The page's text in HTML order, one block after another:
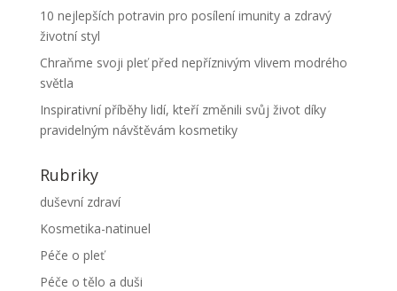
10 nejlepších potravin pro posílení imunity a zdravý
životní styl
Chraňme svoji pleť před nepříznivým vlivem modrého
světla
Inspirativní příběhy lidí, kteří změnili svůj život díky
pravidelným návštěvám kosmetiky
Rubriky
duševní zdraví
Kosmetika-natinuel
Péče o pleť
Péče o tělo a duši